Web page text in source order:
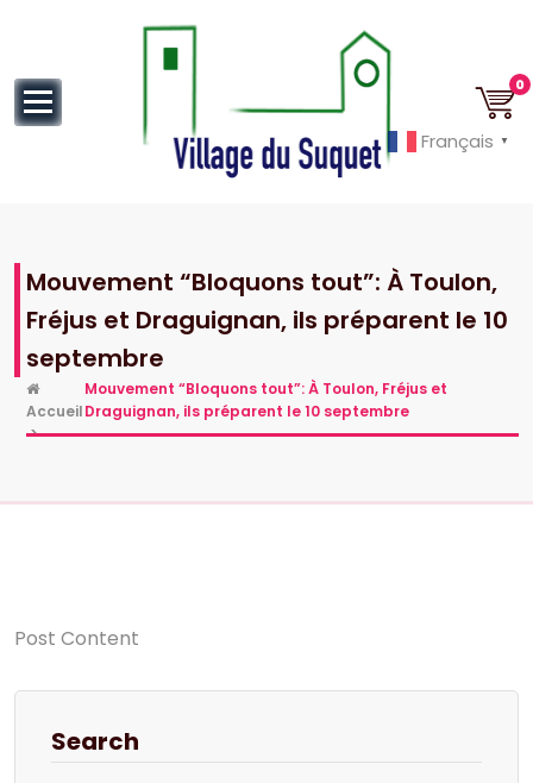
0
Mouvement “Bloquons tout”: À Toulon,
Fréjus et Draguignan, ils préparent le 10
septembre
Accueil
>
Mouvement “Bloquons tout”: À Toulon, Fréjus et
Draguignan, ils préparent le 10 septembre
Post Content
Search
Français ▼